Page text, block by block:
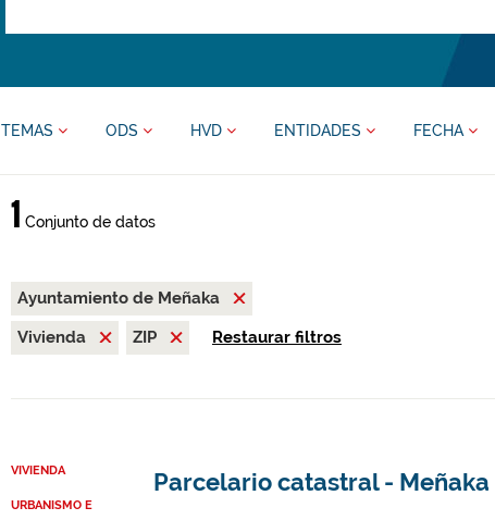
TEMAS ODS HVD ENTIDADES FECHA
1 Conjunto de datos
Ayuntamiento de Meñaka
Vivienda
ZIP Restaurar filtros
VIVIENDA
URBANISMO E
Parcelario catastral - Meñaka